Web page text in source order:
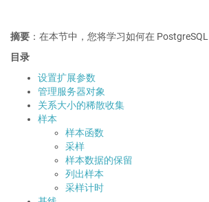
摘要 ：在本节中，您将学习如何在 PostgreSQL
目录
设置扩展参数
管理服务器对象
关系大小的稀散收集
样本
样本函数
采样
样本数据的保留
列出样本
采样计时